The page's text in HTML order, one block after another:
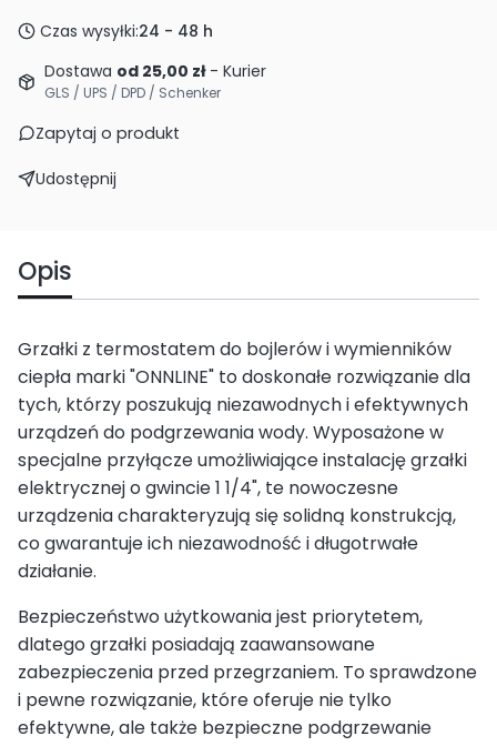
Czas wysyłki:24 - 48 h
Dostawa od 25,00 zł - Kurier
GLS / UPS / DPD / Schenker
Zapytaj o produkt
Udostępnij
Opis
Grzałki z termostatem do bojlerów i wymienników
ciepła marki "ONNLINE" to doskonałe rozwiązanie dla
tych, którzy poszukują niezawodnych i efektywnych
urządzeń do podgrzewania wody. Wyposażone w
specjalne przyłącze umożliwiające instalację grzałki
elektrycznej o gwincie 1 1/4", te nowoczesne
urządzenia charakteryzują się solidną konstrukcją,
co gwarantuje ich niezawodność i długotrwałe
działanie.
Bezpieczeństwo użytkowania jest priorytetem,
dlatego grzałki posiadają zaawansowane
zabezpieczenia przed przegrzaniem. To sprawdzone
i pewne rozwiązanie, które oferuje nie tylko
efektywne, ale także bezpieczne podgrzewanie